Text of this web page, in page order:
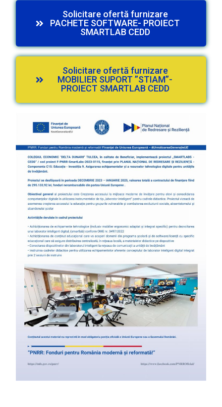
Solicitare ofertă furnizare
PACHETE SOFTWARE- PROIECT
SMARTLAB CEDD
Solicitare ofertă furnizare
MOBILIER SUPORT ”STIAM”-
PROIECT SMARTLAB CEDD